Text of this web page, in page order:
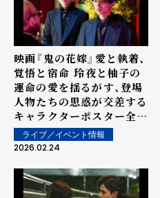
映画『鬼の花嫁』愛と執着、
覚悟と宿命―― 玲夜と柚子の
運命の愛を揺るがす、登場
人物たちの思惑が交差する
キャラクターポスター全5
種＆新場面写真 一挙解禁！
3/16(月)完成披露試写会
ライブ／イベント情報
2026.02.24